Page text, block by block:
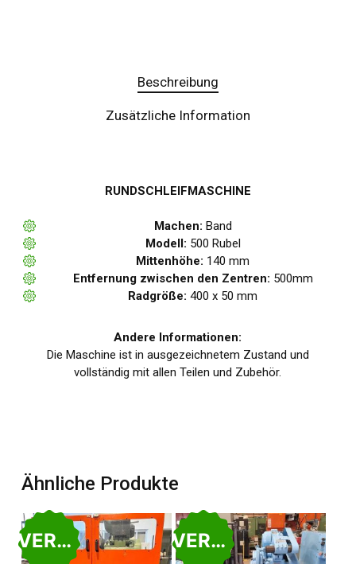
Beschreibung
Zusätzliche Information
RUNDSCHLEIFMASCHINE
Machen: Band
Modell: 500 Rubel
Mittenhöhe: 140 mm
Entfernung zwischen den Zentren: 500mm
Radgröße: 400 x 50 mm
Andere Informationen:
Die Maschine ist in ausgezeichnetem Zustand und
vollständig mit allen Teilen und Zubehör.
Ähnliche Produkte
VERKAUFT VERKAUFT